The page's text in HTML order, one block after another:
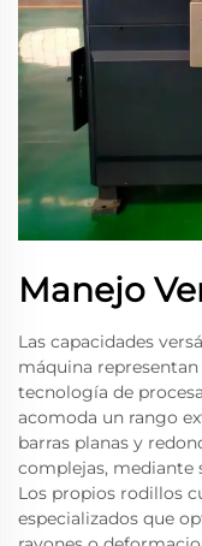
Manejo
Las capacidades
máquina
tecnología de
acomoda un rango
barras planas y
complejas, mediante
Los propios rodillos
especializados que